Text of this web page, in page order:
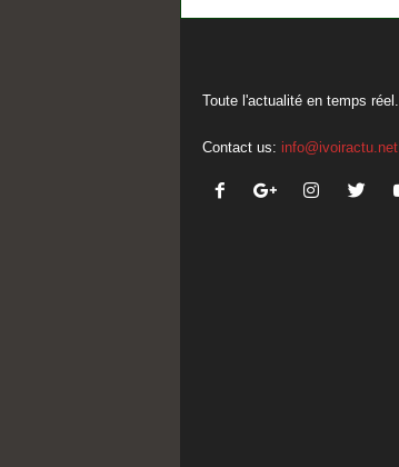
Toute l'actualité en temps réel.
Contact us: info@ivoiractu.net